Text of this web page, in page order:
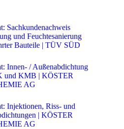
Sachkundenachweis
und Feuchtesanierung
Bauteile | TÜV SÜD
Innen- / Außenabdichtung
und KMB | KÖSTER
AG
Injektionen, Riss- und
| KÖSTER
AG